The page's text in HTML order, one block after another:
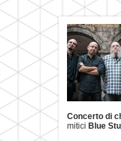
Concerto di
mitici Blue